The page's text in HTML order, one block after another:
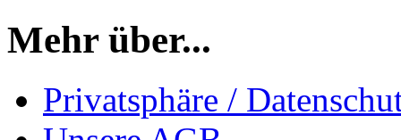
Mehr über...
Privatsphäre /